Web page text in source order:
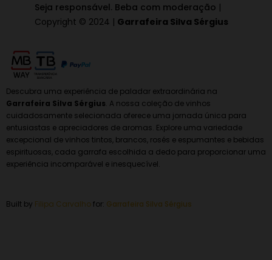
Seja responsável. Beba com moderação |
Copyright © 2024 | Garrafeira Silva Sérgius
Descubra uma experiência de paladar extraordinária na
Garrafeira Silva Sérgius. A nossa coleção de vinhos
cuidadosamente selecionada oferece uma jornada única para
entusiastas e apreciadores de aromas. Explore uma variedade
excepcional de vinhos tintos, brancos, rosés e espumantes e bebidas
espirituosas, cada garrafa escolhida a dedo para proporcionar uma
experiência incomparável e inesquecível.
Built by Filipa Carvalhofor: Garrafeira Silva Sérgius